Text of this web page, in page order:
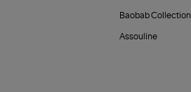
Baobab Collection
Assouline